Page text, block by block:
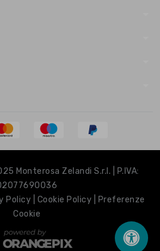
Monterosa Zelandi S.r.l. | P.IVA:
Policy Cookie Policy
Preferenze
Cookie